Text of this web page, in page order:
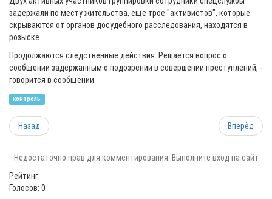
задержали по месту жительства, еще трое "активистов", которые
скрываются от органов досудебного расследования, находятся в
розыске.
Продолжаются следственные действия. Решается вопрос о
сообщении задержанным о подозрении в совершении преступлений, -
говорится в сообщении.
контроль
Назад Вперёд
Недостаточно прав для комментирования. Выполните вход на сайт
Рейтинг:
Голосов: 0